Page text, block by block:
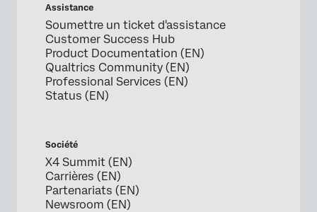
Assistance
Soumettre un ticket d'assistance
Customer Success Hub
Product Documentation (EN)
Qualtrics Community (EN)
Professional Services (EN)
Status (EN)
Société
X4 Summit (EN)
Carrières (EN)
Partenariats (EN)
Newsroom (EN)